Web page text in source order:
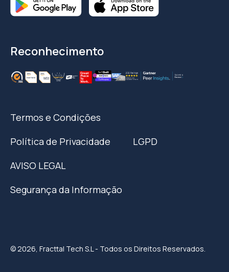
Reconhecimento
Termos e Condições
Política de Privacidade
LGPD
AVISO LEGAL
Segurança da Informação
© 2026, Fracttal Tech S.L - Todos os Direitos Reservados.